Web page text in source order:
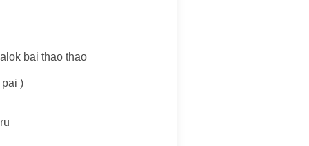
bai thao thao
)